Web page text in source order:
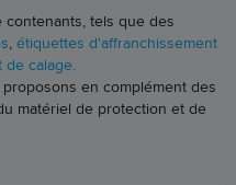
tels que des
, étiquettes d'affranchissement
calage.
en complément des
matériel de protection et de